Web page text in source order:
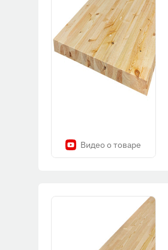
Видео о товаре